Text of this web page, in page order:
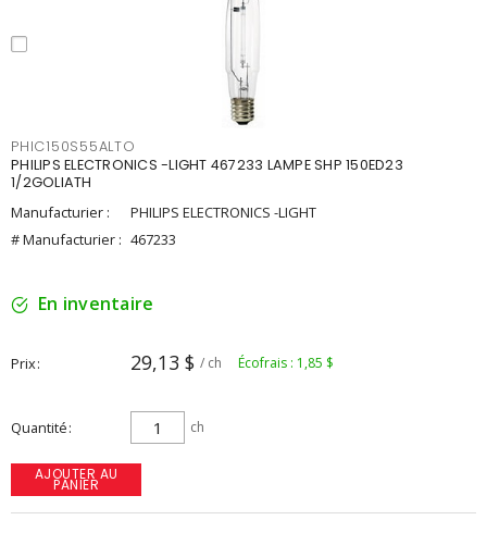
PHIC150S55ALTO
PHILIPS ELECTRONICS -LIGHT 467233 LAMPE SHP 150ED23
1/2GOLIATH
Manufacturier :
PHILIPS ELECTRONICS -LIGHT
# Manufacturier : 467233
En inventaire
Prix 29,13 $ / ch Écofrais : 1,85 $
Quantité ch
AJOUTER AU
PANIER